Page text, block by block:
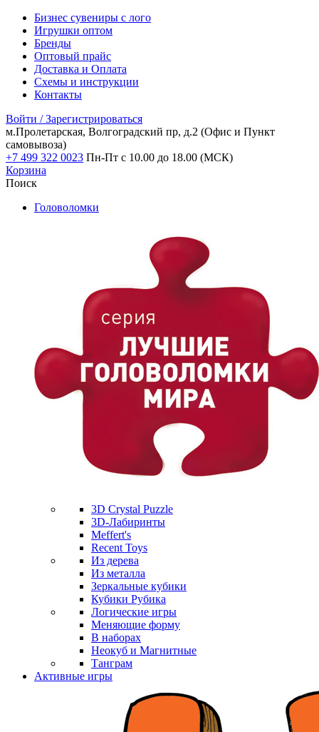
Бизнес сувениры с лого
Игрушки оптом
Бренды
Оптовый прайс
Доставка и Оплата
Схемы и инструкции
Контакты
Войти / Зарегистрироваться
м.Пролетарская, Волгоградский пр, д.2 (Офис и Пункт
самовывоза)
+7 499 322 0023 Пн-Пт с 10.00 до 18.00 (МСК)
Корзина
Поиск
Головоломки
3D Crystal Puzzle
3D-Лабиринты
Meffert's
Recent Toys
Из дерева
Из металла
Зеркальные кубики
Кубики Рубика
Логические игры
Меняющие форму
В наборах
Неокуб и Магнитные
Танграм
Активные игры